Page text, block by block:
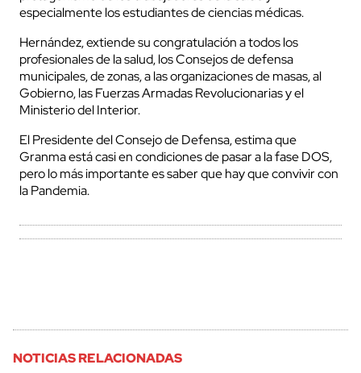
especialmente los estudiantes de ciencias médicas.
Hernández, extiende su congratulación a todos los
profesionales de la salud, los Consejos de defensa
municipales, de zonas, a las organizaciones de masas, al
Gobierno, las Fuerzas Armadas Revolucionarias y el
Ministerio del Interior.
El Presidente del Consejo de Defensa, estima que
Granma está casi en condiciones de pasar a la fase DOS,
pero lo más importante es saber que hay que convivir con
la Pandemia.
NOTICIAS RELACIONADAS